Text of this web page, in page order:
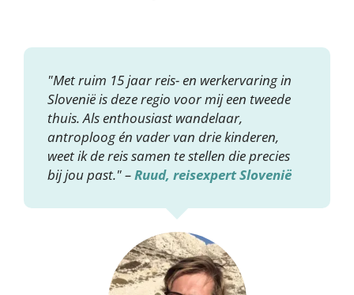
"Met ruim 15 jaar reis- en werkervaring in
Slovenië is deze regio voor mij een tweede
thuis. Als enthousiast wandelaar,
antroploog én vader van drie kinderen,
weet ik de reis samen te stellen die precies
bij jou past." –Ruud, reisexpert Slovenië